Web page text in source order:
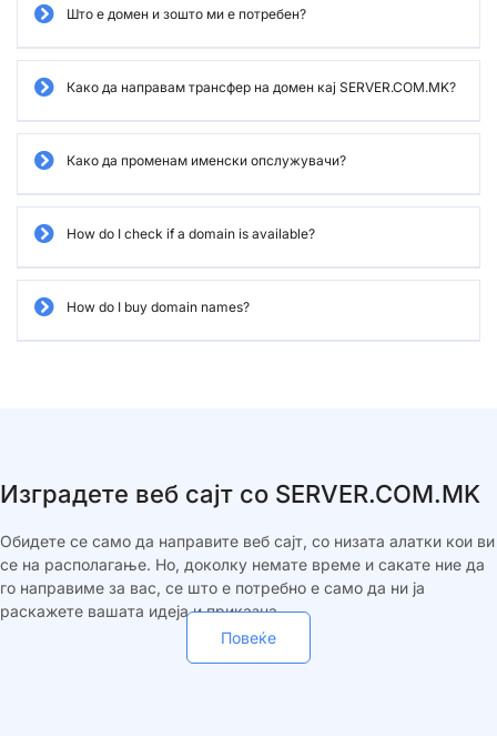
Што е домен и зошто ми е потребен?
Како да направам трансфер на домен кај SERVER.COM.MK?
Како да променам именски опслужувачи?
How do I check if a domain is available?
How do I buy domain names?
Изградете веб сајт со SERVER.COM.MK
Обидете се само да направите веб сајт, со низата алатки кои ви
се на располагање. Но, доколку немате време и сакате ние да
го направиме за вас, се што е потребно е само да ни ја
раскажете вашата идеја и приказна.
Повеќе